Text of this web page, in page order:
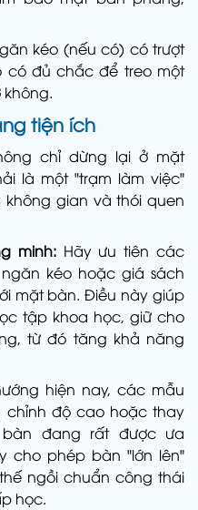
kéo (nếu có) có trượt
có đủ chắc để treo một
tiện ích
chỉ dừng lại ở mặt
là một "trạm làm việc"
gian và thói quen
minh: Hãy ưu tiên các
kéo hoặc giá sách
mặt bàn. Điều này giúp
tập khoa học, giữ cho
từ đó tăng khả năng
hiện nay, các mẫu
độ cao hoặc thay
đang rất được ưa
cho phép bàn "lớn lên"
ngồi chuẩn công thái
học.